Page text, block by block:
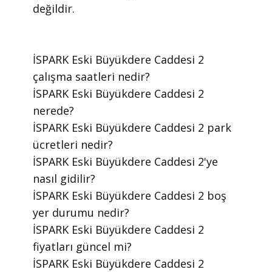
değildir.
​İSPARK Eski Büyükdere Caddesi 2
çalışma saatleri nedir?
​İSPARK Eski Büyükdere Caddesi 2
nerede?
​İSPARK Eski Büyükdere Caddesi 2 park
ücretleri nedir?
​İSPARK Eski Büyükdere Caddesi 2'ye
nasıl gidilir?
​İSPARK Eski Büyükdere Caddesi 2 boş
yer durumu nedir?
​İSPARK Eski Büyükdere Caddesi 2
fiyatları güncel mi?
​İSPARK Eski Büyükdere Caddesi 2